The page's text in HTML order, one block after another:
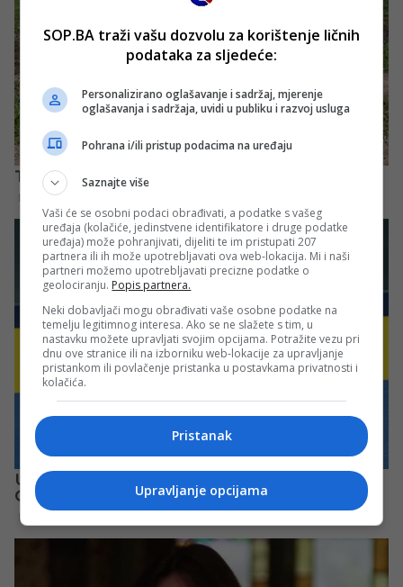
SOP.BA traži vašu dozvolu za korištenje ličnih
podataka za sljedeće:
Personalizirano oglašavanje i sadržaj, mjerenje
oglašavanja i sadržaja, uvidi u publiku i razvoj usluga
Pohrana i/ili pristup podacima na uređaju
Saznajte više
Vaši će se osobni podaci obrađivati, a podatke s vašeg
uređaja (kolačiće, jedinstvene identifikatore i druge podatke
uređaja) može pohranjivati, dijeliti te im pristupati 207
partnera ili ih može upotrebljavati ova web-lokacija. Mi i naši
partneri možemo upotrebljavati precizne podatke o
geolociranju. Popis partnera.
Neki dobavljači mogu obrađivati vaše osobne podatke na
temelju legitimnog interesa. Ako se ne slažete s tim, u
nastavku možete upravljati svojim opcijama. Potražite vezu pri
dnu ove stranice ili na izborniku web-lokacije za upravljanje
pristankom ili povlačenje pristanka u postavkama privatnosti i
kolačića.
Pristanak
Upravljanje opcijama